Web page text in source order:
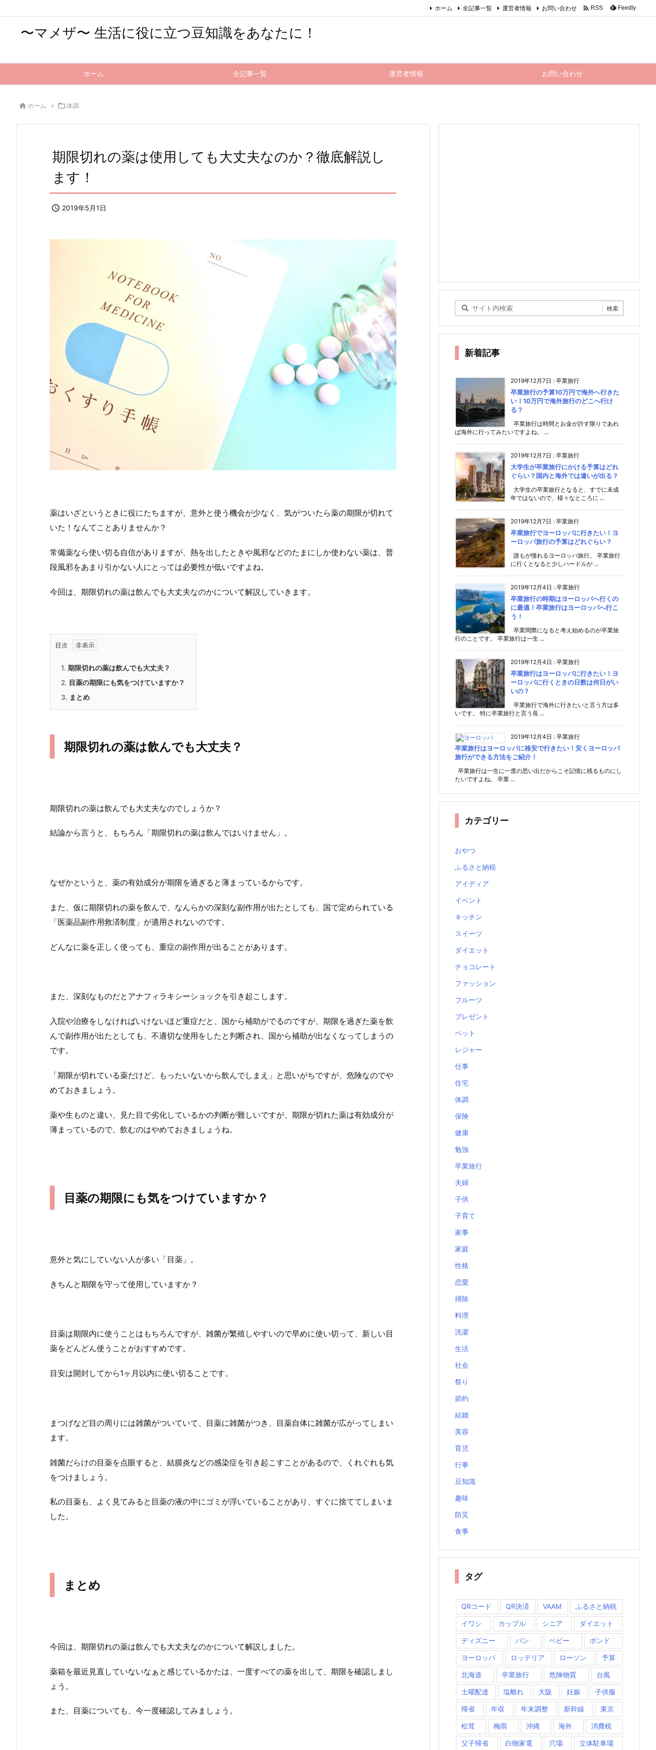
〜マメザ〜 生活に役に立つ豆知識をあなたに！
ホーム 全記事一覧 運営者情報 お問い合わせ
ホーム 全記事一覧 運営者情報 お問い合わせ  RSS Feedly
 ホーム > 体調
期限切れの薬は使用しても大丈夫なのか？徹底解説し
ます！
 2019年5月1日
薬はいざというときに役にたちますが、意外と使う機会が少なく、気がついたら薬の期限が切れて
いた！なんてことありませんか？
常備薬なら使い切る自信がありますが、熱を出したときや風邪などのたまにしか使わない薬は、普
段風邪をあまり引かない人にとっては必要性が低いですよね。
今回は、期限切れの薬は飲んでも大丈夫なのかについて解説していきます。
目次
1. 期限切れの薬は飲んでも大丈夫？
2. 目薬の期限にも気をつけていますか？
3. まとめ
期限切れの薬は飲んでも大丈夫？
期限切れの薬は飲んでも大丈夫なのでしょうか？
結論から言うと、もちろん「期限切れの薬は飲んではいけません」。
なぜかというと、薬の有効成分が期限を過ぎると薄まっているからです。
また、仮に期限切れの薬を飲んで、なんらかの深刻な副作用が出たとしても、国で定められている
「医薬品副作用救済制度」が適用されないのです。
どんなに薬を正しく使っても、重症の副作用が出ることがあります。
また、深刻なものだとアナフィラキシーショックを引き起こします。
入院や治療をしなければいけないほど重症だと、国から補助がでるのですが、期限を過ぎた薬を飲
んで副作用が出たとしても、不適切な使用をしたと判断され、国から補助が出なくなってしまうの
です。
「期限が切れている薬だけど、もったいないから飲んでしまえ」と思いがちですが、危険なのでや
めておきましょう。
薬や生ものと違い、見た目で劣化しているかの判断が難しいですが、期限が切れた薬は有効成分が
薄まっているので、飲むのはやめておきましょうね。
目薬の期限にも気をつけていますか？
意外と気にしていない人が多い「目薬」。
きちんと期限を守って使用していますか？
目薬は期限内に使うことはもちろんですが、雑菌が繁殖しやすいので早めに使い切って、新しい目
薬をどんどん使うことがおすすめです。
目安は開封してから1ヶ月以内に使い切ることです。
まつげなど目の周りには雑菌がついていて、目薬に雑菌がつき、目薬自体に雑菌が広がってしまい
ます。
雑菌だらけの目薬を点眼すると、結膜炎などの感染症を引き起こすことがあるので、くれぐれも気
をつけましょう。
私の目薬も、よく見てみると目薬の液の中にゴミが浮いていることがあり、すぐに捨ててしまいま
した。
まとめ
今回は、期限切れの薬は飲んでも大丈夫なのかについて解説しました。
薬箱を最近見直していないなぁと感じているかたは、一度すべての薬を出して、期限を確認しまし
ょう。
また、目薬についても、今一度確認してみましょう。
新着記事
2019年12月7日 : 卒業旅行
卒業旅行の予算10万円で海外へ行きた
い！10万円で海外旅行のどこへ行け
る？
卒業旅行は時間とお金が許す限りであれ
ば海外に行ってみたいですよね。 ...
2019年12月7日 : 卒業旅行
大学生が卒業旅行にかける予算はどれ
ぐらい？国内と海外では違いが出る？
大学生の卒業旅行となると、すでに未成
年ではないので、様々なところに ...
2019年12月7日 : 卒業旅行
卒業旅行でヨーロッパに行きたい！ヨ
ーロッパ旅行の予算はどれぐらい？
誰もが憧れるヨーロッパ旅行。 卒業旅行
に行くとなると少しハードルが ...
2019年12月4日 : 卒業旅行
卒業旅行の時期はヨーロッパへ行くの
に最適！卒業旅行はヨーロッパへ行こ
う！
卒業間際になると考え始めるのが卒業旅
行のことです。 卒業旅行は一生 ...
2019年12月4日 : 卒業旅行
卒業旅行はヨーロッパに行きたい！ヨ
ーロッパに行くときの日数は何日がい
いの？
卒業旅行で海外に行きたいと言う方は多
いです。 特に卒業旅行と言う長 ...
2019年12月4日 : 卒業旅行
卒業旅行はヨーロッパに格安で行きたい！安くヨーロッパ
旅行ができる方法をご紹介！
卒業旅行は一生に一度の思い出だからこそ記憶に残るものにし
たいですよね。 卒業 ...
カテゴリー
おやつ
ふるさと納税
アイディア
イベント
キッチン
スイーツ
ダイエット
チョコレート
ファッション
フルーツ
プレゼント
ペット
レジャー
仕事
住宅
体調
保険
健康
勉強
卒業旅行
夫婦
子供
子育て
家事
家庭
性格
恋愛
掃除
料理
洗濯
生活
社会
祭り
節約
結婚
美容
育児
行事
豆知識
趣味
防災
食事
タグ
QRコード QR決済 VAAM ふるさと納税
イワシ カップル シニア ダイエット
ディズニー パン ベビー ボンド
ヨーロッパ ロッテリア ローソン 予算
北海道 卒業旅行 危険物質 台風
土曜配達 塩離れ 大阪 妊娠 子供服
帰省 年収 年末調整 新幹線 東京
松茸 梅雨 沖縄 海外 消費税
父子帰省 白物家電 穴場 立体駐車場